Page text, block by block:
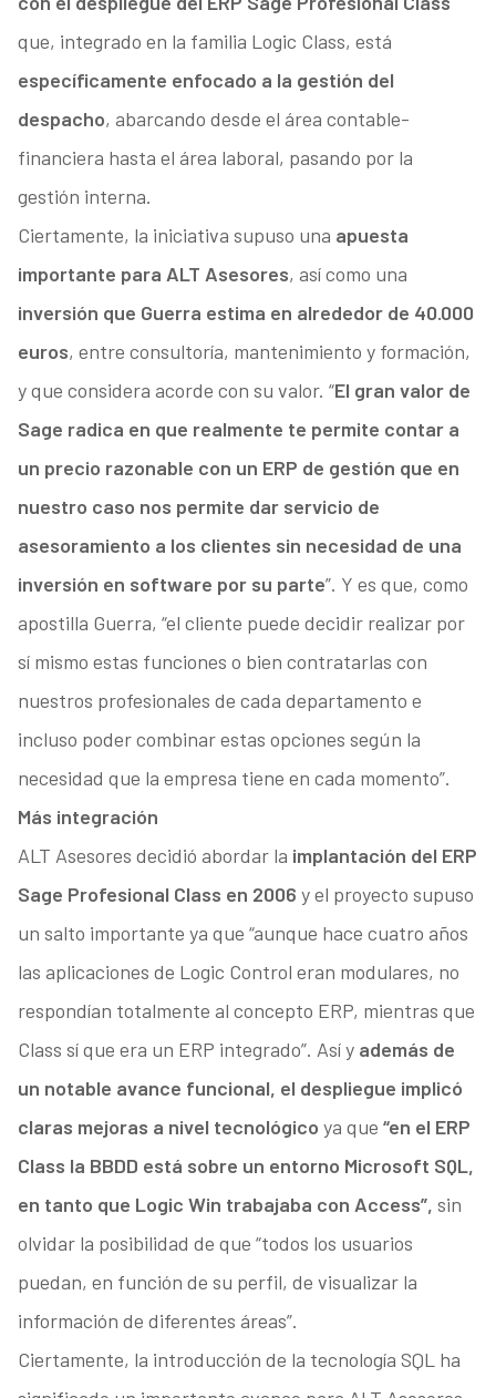
que, integrado en la familia Logic Class, está
específicamente enfocado a la gestión del
despacho, abarcando desde el área contable-
financiera hasta el área laboral, pasando por la
gestión interna.
Ciertamente, la iniciativa supuso una apuesta
importante para ALT Asesores, así como una
inversión que Guerra estima en alrededor de 40.000
euros, entre consultoría, mantenimiento y formación,
y que considera acorde con su valor. “El gran valor de
Sage radica en que realmente te permite contar a
un precio razonable con un ERP de gestión que en
nuestro caso nos permite dar servicio de
asesoramiento a los clientes sin necesidad de una
inversión en software por su parte”. Y es que, como
apostilla Guerra, “el cliente puede decidir realizar por
sí mismo estas funciones o bien contratarlas con
nuestros profesionales de cada departamento e
incluso poder combinar estas opciones según la
necesidad que la empresa tiene en cada momento”.
Más integración
ALT Asesores decidió abordar la implantación del ERP
Sage Profesional Class en 2006 y el proyecto supuso
un salto importante ya que “aunque hace cuatro años
las aplicaciones de Logic Control eran modulares, no
respondían totalmente al concepto ERP, mientras que
Class sí que era un ERP integrado”. Así y además de
un notable avance funcional, el despliegue implicó
claras mejoras a nivel tecnológico ya que “en el ERP
Class la BBDD está sobre un entorno Microsoft SQL,
en tanto que Logic Win trabajaba con Access”, sin
olvidar la posibilidad de que “todos los usuarios
puedan, en función de su perfil, de visualizar la
información de diferentes áreas”.
Ciertamente, la introducción de la tecnología SQL ha